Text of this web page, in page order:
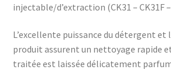
injectable/d’extraction (CK31 – CK31F –
L’excellente puissance du détergent
produit assurent un nettoyage rapide
traitée est laissée délicatement